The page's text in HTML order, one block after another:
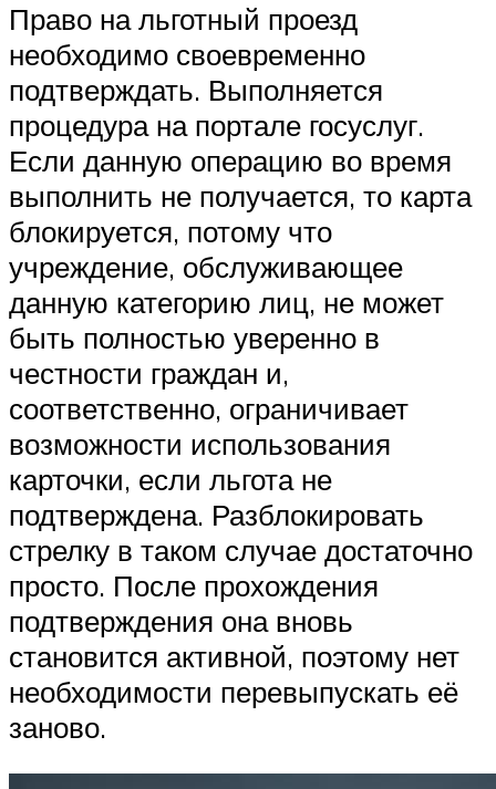
Право на льготный проезд
необходимо своевременно
подтверждать. Выполняется
процедура на портале госуслуг.
Если данную операцию во время
выполнить не получается, то карта
блокируется, потому что
учреждение, обслуживающее
данную категорию лиц, не может
быть полностью уверенно в
честности граждан и,
соответственно, ограничивает
возможности использования
карточки, если льгота не
подтверждена. Разблокировать
стрелку в таком случае достаточно
просто. После прохождения
подтверждения она вновь
становится активной, поэтому нет
необходимости перевыпускать её
заново.